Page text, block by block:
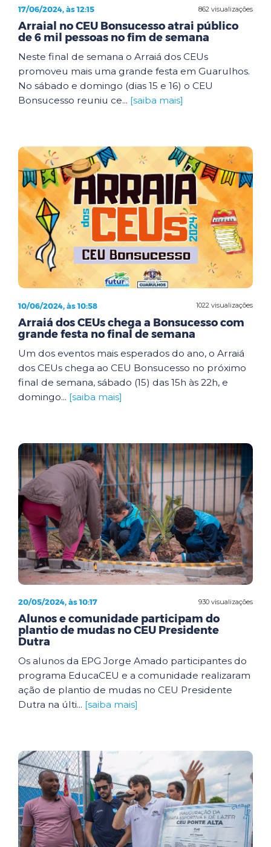
862 visualizações
17/06/2024, às 12:15
Arraial no CEU Bonsucesso atrai público
de 6 mil pessoas no fim de semana
Neste final de semana o Arraiá dos CEUs
promoveu mais uma grande festa em Guarulhos.
No sábado e domingo (dias 15 e 16) o CEU
Bonsucesso reuniu ce... [saiba mais]
1022 visualizações
10/06/2024, às 10:58
Arraiá dos CEUs chega a Bonsucesso com
grande festa no final de semana
Um dos eventos mais esperados do ano, o Arraiá
dos CEUs chega ao CEU Bonsucesso no próximo
final de semana, sábado (15) das 15h às 22h, e
domingo... [saiba mais]
930 visualizações
20/05/2024, às 10:17
Alunos e comunidade participam do
plantio de mudas no CEU Presidente
Dutra
Os alunos da EPG Jorge Amado participantes do
programa EducaCEU e a comunidade realizaram
ação de plantio de mudas no CEU Presidente
Dutra na últi... [saiba mais]